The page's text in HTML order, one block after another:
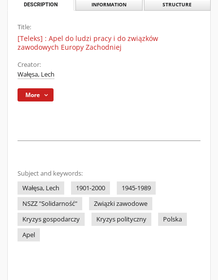
DESCRIPTION INFORMATION STRUCTURE
Title:
[Teleks] : Apel do ludzi pracy i do związków
zawodowych Europy Zachodniej
Creator:
Wałęsa, Lech
More
Subject and keywords:
Wałęsa, Lech
1901-2000
1945-1989
NSZZ "Solidarność"
Związki zawodowe
Kryzys gospodarczy
Kryzys polityczny
Polska
Apel